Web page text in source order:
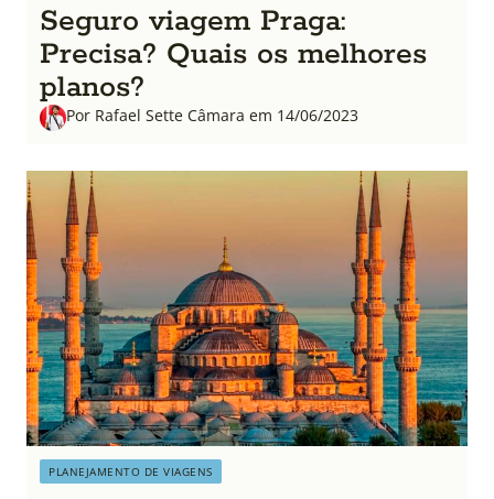
Seguro viagem Praga:
Precisa? Quais os melhores
planos?
Por Rafael Sette Câmara em 14/06/2023
PLANEJAMENTO DE VIAGENS